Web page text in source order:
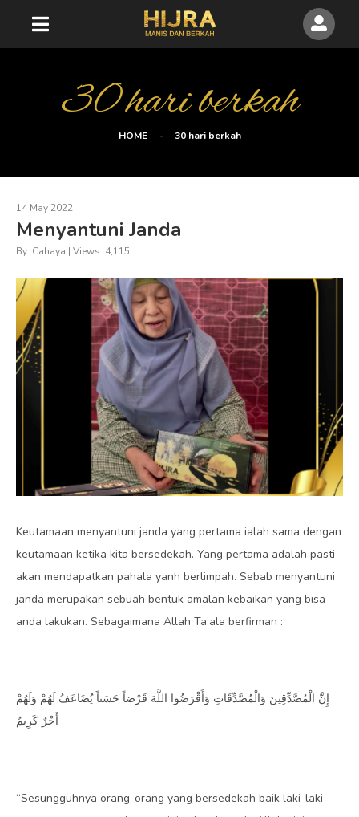
30 hari berkah
HOME 30 hari berkah
14 May 2022
Menyantuni Janda
By: Cahaya | Views: 4,115
Keutamaan menyantuni janda yang pertama ialah sama dengan
keutamaan ketika kita bersedekah. Yang pertama adalah pasti
akan mendapatkan pahala yanh berlimpah. Sebab menyantuni
janda merupakan sebuah bentuk amalan kebaikan yang bisa
anda lakukan. Sebagaimana Allah Ta’ala berfirman :
إِنَّ الْمُصَّدِّقِينَ وَالْمُصَّدِّقَاتِ وَأَقْرَضُوا اللَّهَ قَرْضاً حَسَناً يُضَاعَفُ لَهُمْ وَلَهُمْ
أَجْرٌ كَرِيمٌ
“Sesungguhnya orang-orang yang bersedekah baik laki-laki